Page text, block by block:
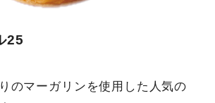
25
のマーガリンを使用した人気の